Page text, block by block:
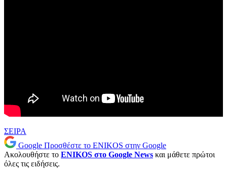
ΣΕΙΡΑ
Google Προσθέστε το ENIKOS στην Google
Ακολουθήστε το ENIKOS στο Google News και μάθετε πρώτοι
όλες τις ειδήσεις.